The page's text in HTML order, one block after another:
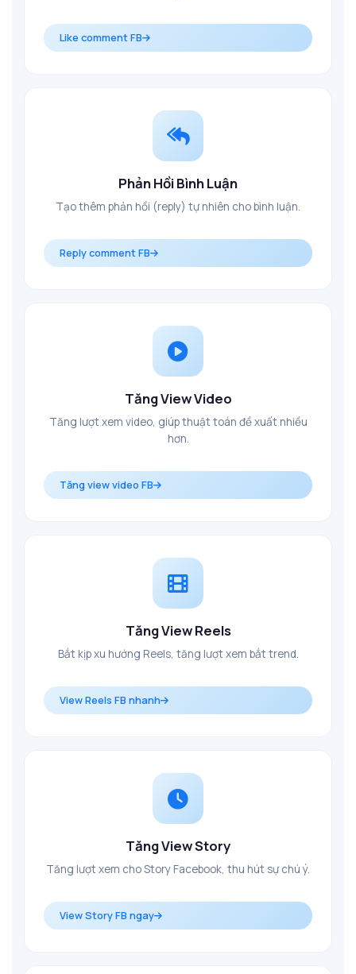
Like comment FB
Phản Hồi Bình Luận
Tạo thêm phản hồi (reply) tự nhiên cho bình luận.
Reply comment FB
Tăng View Video
Tăng lượt xem video, giúp thuật toán đề xuất nhiều
hơn.
Tăng view video FB
Tăng View Reels
Bắt kịp xu hướng Reels, tăng lượt xem bắt trend.
View Reels FB nhanh
Tăng View Story
Tăng lượt xem cho Story Facebook, thu hút sự chú ý.
View Story FB ngay